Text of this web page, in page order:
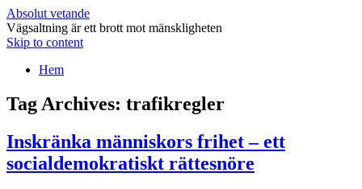
Absolut vetande
Vägsaltning är ett brott mot mänskligheten
Skip to content
Hem
Tag Archives: trafikregler
Inskränka människors frihet – ett
socialdemokratiskt rättesnöre